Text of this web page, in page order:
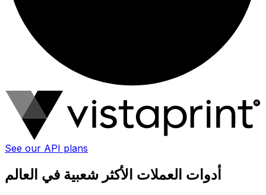
See our API plans
أدوات العملات الأكثر شعبية في العالم